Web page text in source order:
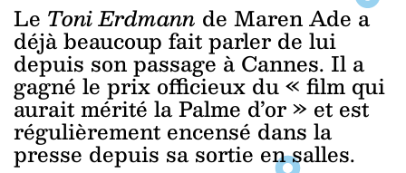
Le Toni Erdmann de Maren Ade a
déjà beaucoup fait parler de lui
depuis son passage à Cannes. Il a
gagné le prix officieux du « film qui
aurait mérité la Palme d’or » et est
régulièrement encensé dans la
presse depuis sa sortie en salles.